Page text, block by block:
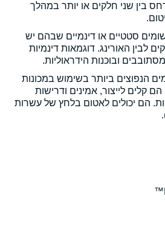
בין שני חלקים או יותר במהלך
סטטיים או דינמיים שבהם יש
לבין האורינג. דוגמאות דינמיות
ובוכנות הידראוליות.
הנפוצים ביותר בשימוש במכונות
הם קלים לייצור, אמינים ודרישות
הם יכולים לאטום בלחץ של עשרות